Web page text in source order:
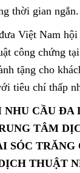
thời gian ngắn.
Việt Nam hội
công chứng
tặng cho
tiêu chí thấp
CẦU ĐA
TÂM
SÓC TRĂNG
THUẬT